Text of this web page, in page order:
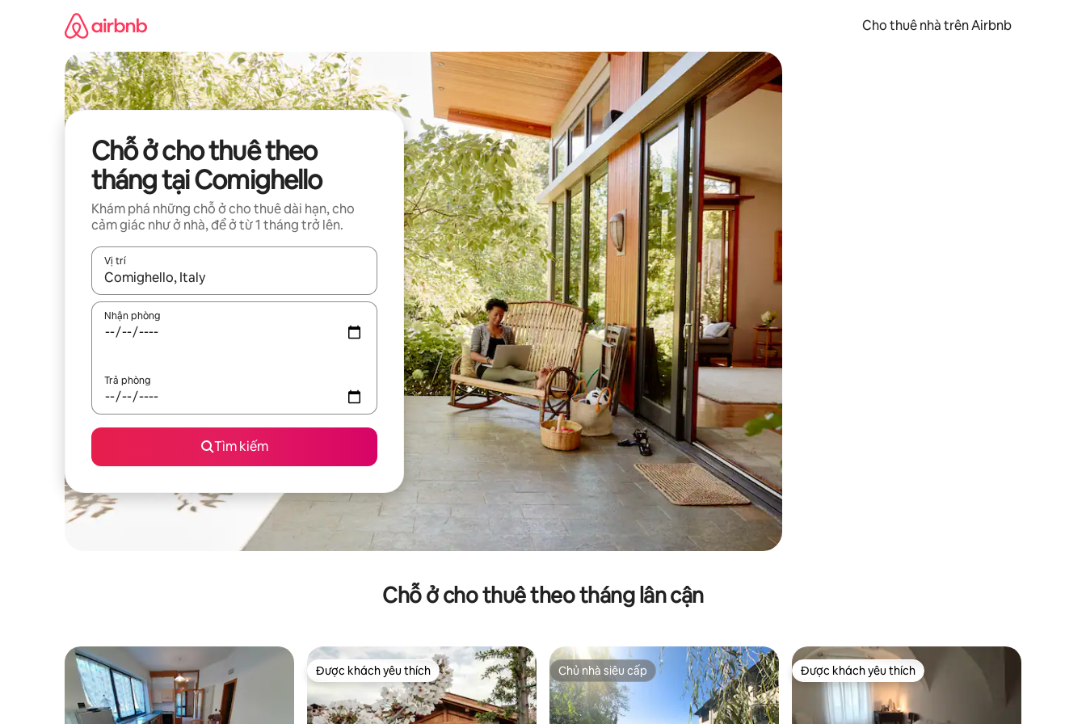
Cho thuê nhà trên Airbnb
Chỗ ở cho thuê theo
tháng tại Comighello
Khám phá những chỗ ở cho thuê dài hạn, cho
cảm giác như ở nhà, để ở từ 1 tháng trở lên.
Vị trí
Khi có kết quả, hãy điều hướng bằng phím mũi tên lên và xuống hoặc khám phá bằng các thao tác chạm hoặc vuốt.
Nhận phòng
Trả phòng
Tìm kiếm
Chỗ ở cho thuê theo tháng lân cận
Được khách yêu thích
Được khách yêu thích Chủ nhà siêu cấp
Chủ nhà siêu cấp Được khách yêu thích
Được khách yêu thích